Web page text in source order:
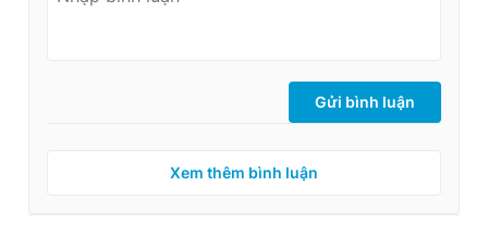
Gửi bình luận
Xem thêm bình luận